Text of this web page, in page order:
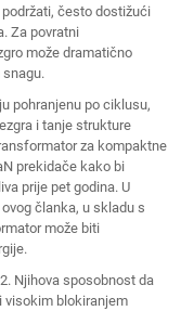
često dostižući
Za povratni
može dramatično
pohranjenu po ciklusu,
i tanje strukture
za kompaktne
prekidače kako bi
prije pet godina. U
članka, u skladu s
može biti
Njihova sposobnost da
visokim blokiranjem